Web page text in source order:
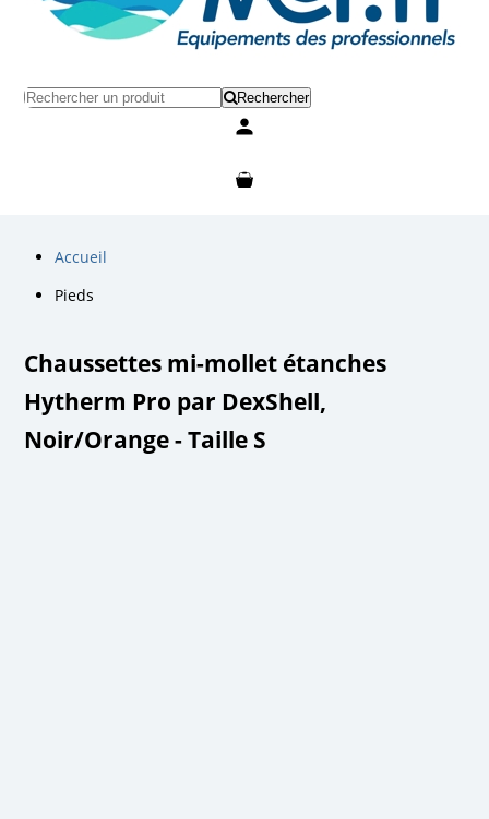
Rechercher
Accueil
Pieds
Chaussettes mi-mollet étanches
Hytherm Pro par DexShell,
Noir/Orange - Taille S